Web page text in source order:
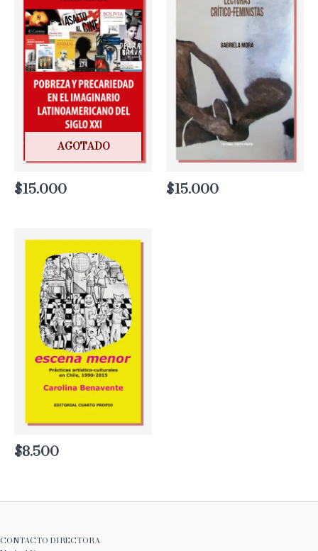
AGOTADO
$15.000 $15.000
$8.500
CONTACTO DIRECTORA